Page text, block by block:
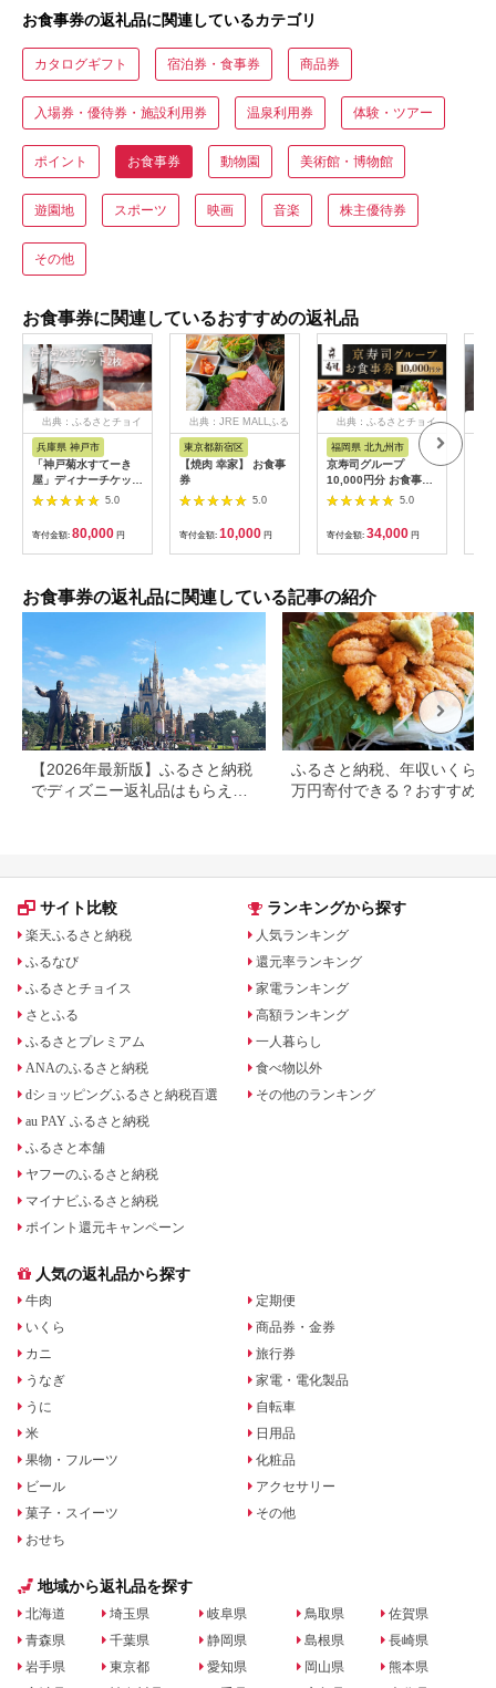
お食事券の返礼品に関連しているカテゴリ
カタログギフト 宿泊券・食事券 商品券
入場券・優待券・施設利用券 温泉利用券 体験・ツアー
ポイント お食事券 動物園 美術館・博物館
遊園地 スポーツ 映画 音楽 株主優待券
その他
お食事券に関連しているおすすめの返礼品
出典：ふるさとチョイ
兵庫県 神戸市
「神戸菊水すてーき
屋」ディナーチケット
（2枚）
5.0
寄付金額: 80,000 円
出典：JRE MALLふる
東京都新宿区
【焼肉 幸家】 お食事
券
5.0
寄付金額: 10,000 円
出典：ふるさとチョイ
福岡県 北九州市
京寿司グループ
10,000円分 お食事券
1000円×10枚 食事チ
ケット チケット 寿司
福岡県 北九州市
5.0
寄付金額: 34,000 円
お食事券の返礼品に関連している記事の紹介
【2026年最新版】ふるさと納税
でディズニー返礼品はもらえ
ふるさと納税、年収いくらで
万円寄付できる？おすすめ返
サイト比較
楽天ふるさと納税
ふるなび
ふるさとチョイス
さとふる
ふるさとプレミアム
ANAのふるさと納税
dショッピングふるさと納税百選
au PAY ふるさと納税
ふるさと本舗
ヤフーのふるさと納税
マイナビふるさと納税
ポイント還元キャンペーン
ランキングから探す
人気ランキング
還元率ランキング
家電ランキング
高額ランキング
一人暮らし
食べ物以外
その他のランキング
人気の返礼品から探す
牛肉
いくら
カニ
うなぎ
うに
米
果物・フルーツ
ビール
菓子・スイーツ
おせち
定期便
商品券・金券
旅行券
家電・電化製品
自転車
日用品
化粧品
アクセサリー
その他
地域から返礼品を探す
北海道
青森県
岩手県
埼玉県
千葉県
東京都
岐阜県
静岡県
愛知県
鳥取県
島根県
岡山県
佐賀県
長崎県
熊本県